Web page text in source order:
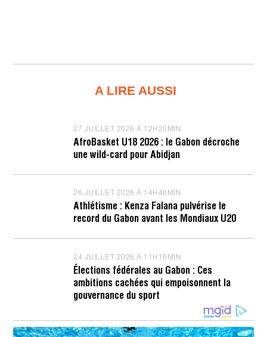
A LIRE AUSSI
27 JUILLET 2026 À 12H20MIN
7
J
L
T
2
0
2
H
I
N
AfroBasket U18 2026 : le Gabon décroche
une wild-card pour Abidjan
26 JUILLET 2026 À 14H46MIN
6
J
U
L
T
2
0
1
Athlétisme : Kenza Falana pulvérise le
record du Gabon avant les Mondiaux U20
24 JUILLET 2026 À 11H15MIN
4
J
U
E
T
Élections fédérales au Gabon : Ces
ambitions cachées qui empoisonnent la
gouvernance du sport